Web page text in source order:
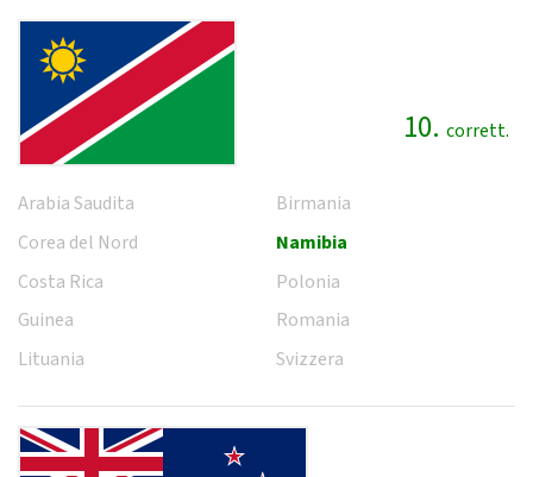
10. corrett.
Arabia Saudita
Corea del Nord
Costa Rica
Guinea
Lituania
Birmania
Namibia
Polonia
Romania
Svizzera